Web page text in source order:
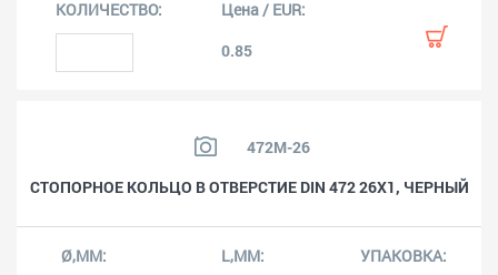
0.85
472M-26
СТОПОРНОЕ КОЛЬЦО В ОТВЕРСТИЕ DIN 472 26X1, ЧЕРНЫЙ